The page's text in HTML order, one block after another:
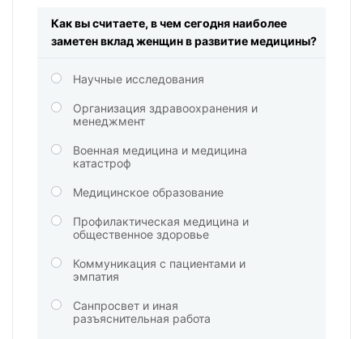
Как вы считаете, в чем сегодня наиболее
заметен вклад женщин в развитие медицины?
Научные исследования
Организация здравоохранения и
менеджмент
Военная медицина и медицина
катастроф
Медицинское образование
Профилактическая медицина и
общественное здоровье
Коммуникация с пациентами и
эмпатия
Санпросвет и иная
разъяснительная работа